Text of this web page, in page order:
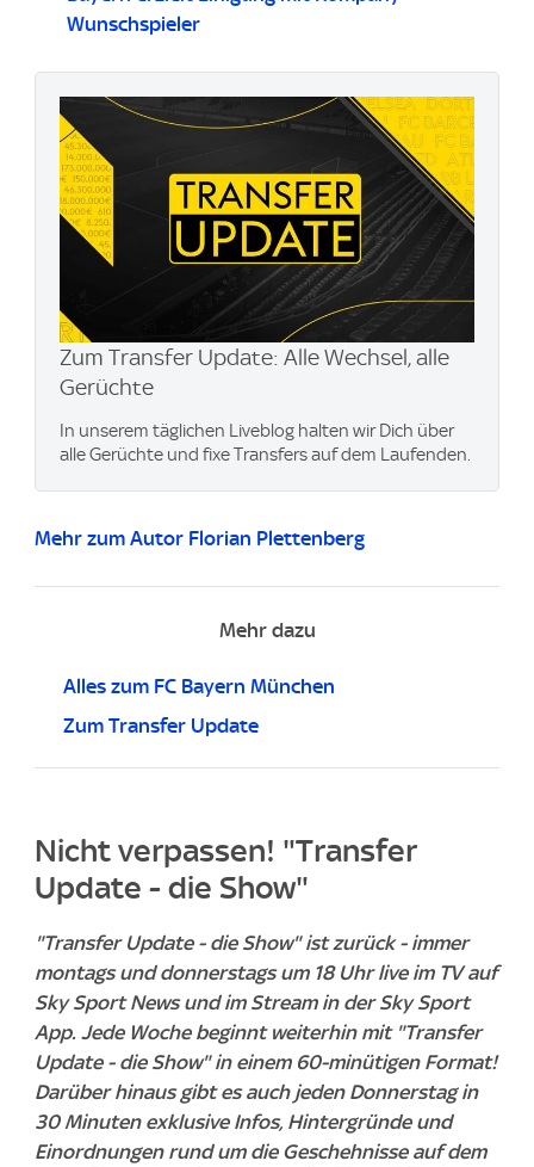
Wunschspieler
Zum Transfer Update: Alle Wechsel, alle
Gerüchte
In unserem täglichen Liveblog halten wir Dich über
alle Gerüchte und fixe Transfers auf dem Laufenden.
Mehr zum Autor Florian Plettenberg
Mehr dazu
Alles zum FC Bayern München
Zum Transfer Update
Nicht verpassen! "Transfer
Update - die Show"
"Transfer Update - die Show" ist zurück - immer
montags und donnerstags um 18 Uhr live im TV auf
Sky Sport News und im Stream in der Sky Sport
App. Jede Woche beginnt weiterhin mit "Transfer
Update - die Show" in einem 60-minütigen Format!
Darüber hinaus gibt es auch jeden Donnerstag in
30 Minuten exklusive Infos, Hintergründe und
Einordnungen rund um die Geschehnisse auf dem